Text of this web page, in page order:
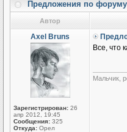
Предложения по форуму
Автор
Axel Bruns
Зарегистрирован: 26
апр 2012, 19:45
Сообщения: 325
Откуда: Орел
Все, что
Мальчик,